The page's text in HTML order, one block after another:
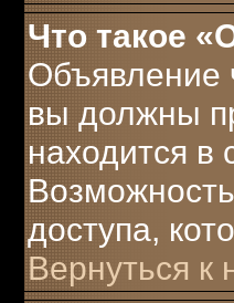
Что такое
Объявление
вы должны
находится
доступа,
Вернуться к